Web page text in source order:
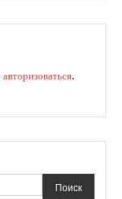
авторизоваться.
Поиск